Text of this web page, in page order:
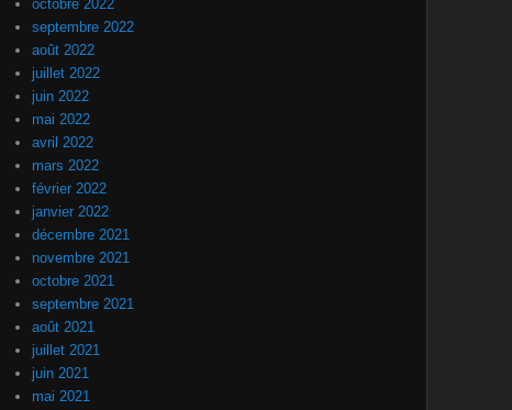
octobre 2022
septembre 2022
août 2022
juillet 2022
juin 2022
mai 2022
avril 2022
mars 2022
février 2022
janvier 2022
décembre 2021
novembre 2021
octobre 2021
septembre 2021
août 2021
juillet 2021
juin 2021
mai 2021